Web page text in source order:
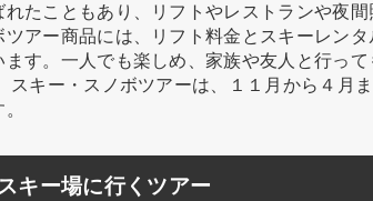
れたこともあり、リフトやレストランや夜
ツアー商品には、リフト料金とスキーレン
ます。一人でも楽しめ、家族や友人と行っ
スキー・スノボツアーは、１１月から４月
キー場に行くツアー